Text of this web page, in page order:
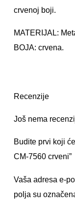
crvenoj boji.
MATERIJAL:
BOJA: crvena.
Recenzije
Još nema
Budite prvi koji
CM-7560 crveni”
Vaša adresa e-
polja su